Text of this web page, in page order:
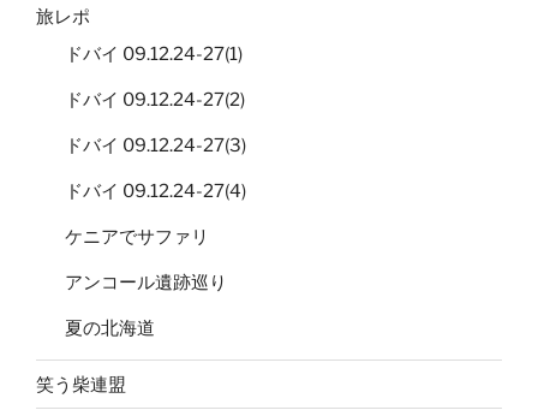
旅レポ
ドバイ 09.12.24-27(1)
ドバイ 09.12.24-27(2)
ドバイ 09.12.24-27(3)
ドバイ 09.12.24-27(4)
ケニアでサファリ
アンコール遺跡巡り
夏の北海道
笑う柴連盟